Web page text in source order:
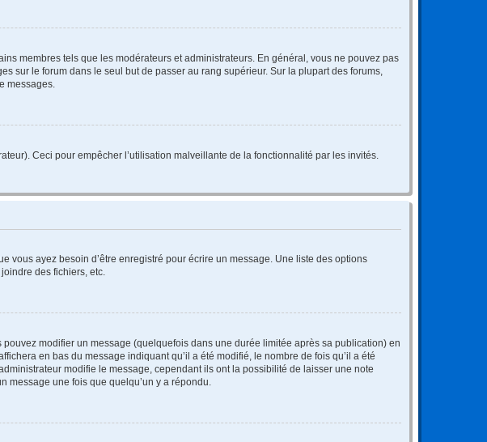
membres tels que les modérateurs et administrateurs. En général, vous ne pouvez pas
sur le forum dans le seul but de passer au rang supérieur. Sur la plupart des forums,
messages.
Ceci pour empêcher l’utilisation malveillante de la fonctionnalité par les invités.
vous ayez besoin d’être enregistré pour écrire un message. Une liste des options
joindre des fichiers, etc.
modifier un message (quelquefois dans une durée limitée après sa publication) en
en bas du message indiquant qu’il a été modifié, le nombre de fois qu’il a été
modifie le message, cependant ils ont la possibilité de laisser une note
une fois que quelqu’un y a répondu.